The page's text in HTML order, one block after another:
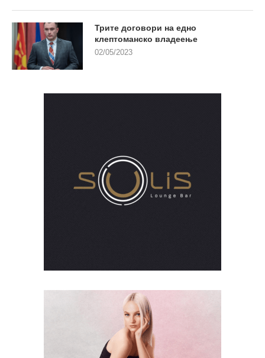
Трите договори на едно
клептоманско владеење
02/05/2023